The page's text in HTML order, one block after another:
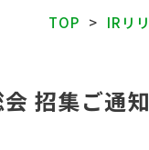
TOP IRリ
招集ご通